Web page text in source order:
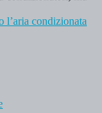
l’aria condizionata